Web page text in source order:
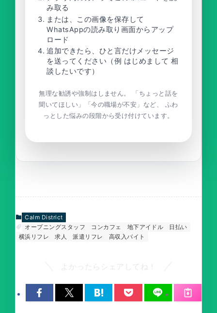
み取る
または、この画像を保存して
WhatsAppの読み取り画面からアップ
ロード
追加できたら、ひと言だけメッセージ
を送ってください（例 はじめまして 相
談したいです）
無理な勧誘や強制はしません。 「ちょっと話を
聞いてほしい」「今の職場が不安」など、 ふわ
っとした悩みの段階から受け付けています。
Calm District
オープニングスタッフ
コンカフェ 地下アイドル
日払い
横浜リフレ
求人 派遣リフレ 高収入バイト
よかったらシェアしてね！